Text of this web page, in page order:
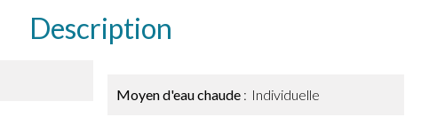
Description
Moyen d'eau chaude Individuelle